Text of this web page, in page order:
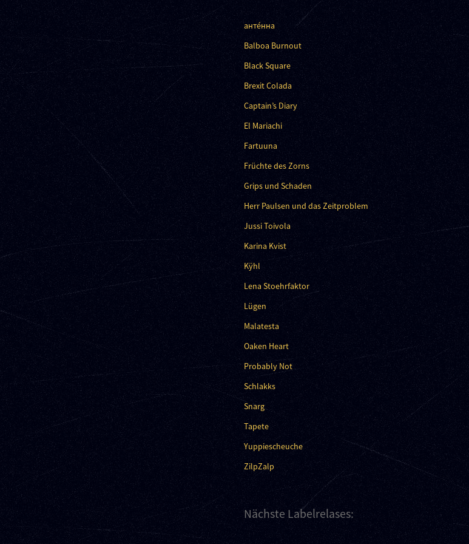
анте́нна
Balboa Burnout
Black Square
Brexit Colada
Captain’s Diary
El Mariachi
Fartuuna
Früchte des Zorns
Grips und Schaden
Herr Paulsen und das Zeitproblem
Jussi Toivola
Karina Kvist
Kÿhl
Lena Stoehrfaktor
Lügen
Malatesta
Oaken Heart
Probably Not
Schlakks
Snarg
Tapete
Yuppiescheuche
ZilpZalp
Nächste Labelrelases: